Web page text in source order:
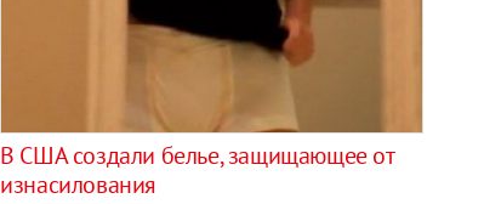
В США создали белье, защищающее от
изнасилования